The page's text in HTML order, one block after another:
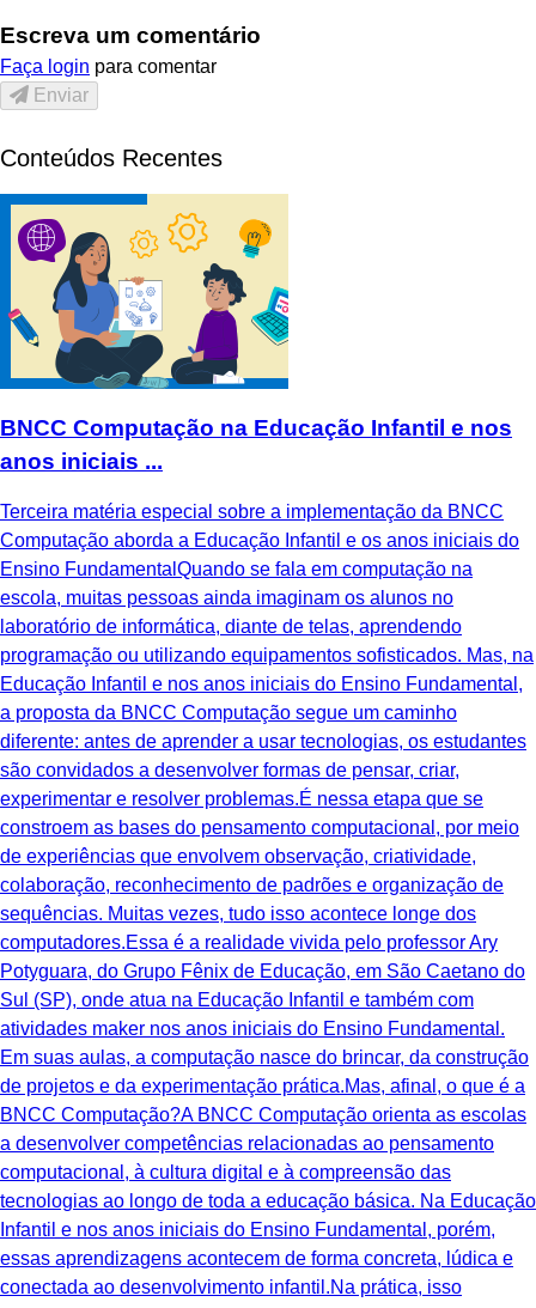
Escreva um comentário
Faça login para comentar
Enviar
Conteúdos Recentes
BNCC Computação na Educação Infantil e nos
anos iniciais ...
Terceira matéria especial sobre a implementação da BNCC
Computação aborda a Educação Infantil e os anos iniciais do
Ensino FundamentalQuando se fala em computação na
escola, muitas pessoas ainda imaginam os alunos no
laboratório de informática, diante de telas, aprendendo
programação ou utilizando equipamentos sofisticados. Mas, na
Educação Infantil e nos anos iniciais do Ensino Fundamental,
a proposta da BNCC Computação segue um caminho
diferente: antes de aprender a usar tecnologias, os estudantes
são convidados a desenvolver formas de pensar, criar,
experimentar e resolver problemas.É nessa etapa que se
constroem as bases do pensamento computacional, por meio
de experiências que envolvem observação, criatividade,
colaboração, reconhecimento de padrões e organização de
sequências. Muitas vezes, tudo isso acontece longe dos
computadores.Essa é a realidade vivida pelo professor Ary
Potyguara, do Grupo Fênix de Educação, em São Caetano do
Sul (SP), onde atua na Educação Infantil e também com
atividades maker nos anos iniciais do Ensino Fundamental.
Em suas aulas, a computação nasce do brincar, da construção
de projetos e da experimentação prática.Mas, afinal, o que é a
BNCC Computação?A BNCC Computação orienta as escolas
a desenvolver competências relacionadas ao pensamento
computacional, à cultura digital e à compreensão das
tecnologias ao longo de toda a educação básica. Na Educação
Infantil e nos anos iniciais do Ensino Fundamental, porém,
essas aprendizagens acontecem de forma concreta, lúdica e
conectada ao desenvolvimento infantil.Na prática, isso